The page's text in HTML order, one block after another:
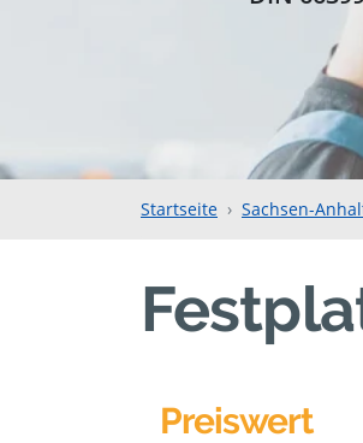
Startseite Sachsen-
Preiswert